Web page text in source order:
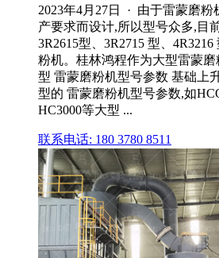
2023年4月27日 · 由于雷蒙磨
产要求而设计,所以型号众多,目
3R2615型、3R2715 型、
粉机。桂林鸿程作为大型雷蒙
型 雷蒙磨粉机型号参数 基础上
型的 雷蒙磨粉机型号参数,如
HC3000等大型 ...
联系电话: 180 3780 8511